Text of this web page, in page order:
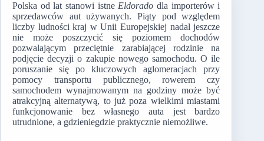
Polska od lat stanowi istne Eldorado dla importerów i
sprzedawców aut używanych. Piąty pod względem
liczby ludności kraj w Unii Europejskiej nadal jeszcze
nie może poszczycić się poziomem dochodów
pozwalającym przeciętnie zarabiającej rodzinie na
podjęcie decyzji o zakupie nowego samochodu. O ile
poruszanie się po kluczowych aglomeracjach przy
pomocy transportu publicznego, rowerem czy
samochodem wynajmowanym na godziny może być
atrakcyjną alternatywą, to już poza wielkimi miastami
funkcjonowanie bez własnego auta jest bardzo
utrudnione, a gdzieniegdzie praktycznie niemożliwe.